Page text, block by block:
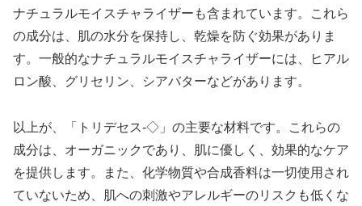
ナチュラルモイスチャライザーも含まれています。これら
の成分は、肌の水分を保持し、乾燥を防ぐ効果がありま
す。一般的なナチュラルモイスチャライザーには、ヒアル
ロン酸、グリセリン、シアバターなどがあります。
以上が、「トリデセス-◇」の主要な材料です。これらの
成分は、オーガニックであり、肌に優しく、効果的なケア
を提供します。また、化学物質や合成香料は一切使用され
ていないため、肌への刺激やアレルギーのリスクも低くな